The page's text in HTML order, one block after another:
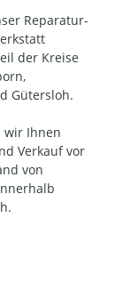
Reparatur-
der Kreise
Gütersloh.
wir Ihnen
Verkauf vor
von